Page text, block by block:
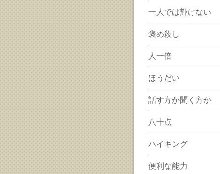
一人では輝けない
褒め殺し
人一倍
ほうだい
話す方か聞く方か
八十点
ハイキング
便利な能力